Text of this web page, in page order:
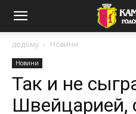
додому Новини
Новини
Так и не
Швейцарией,